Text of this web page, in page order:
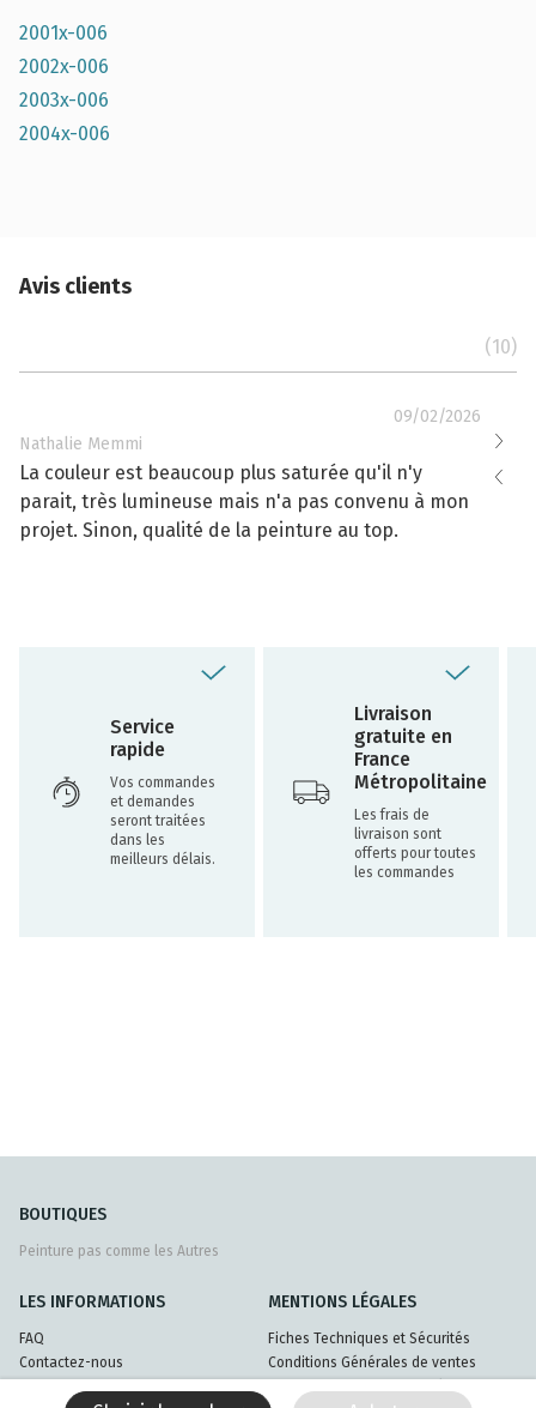
2001x-006
2002x-006
2003x-006
2004x-006
Avis clients
(10)
09/02/2026
Nathalie Memmi
La couleur est beaucoup plus saturée qu'il n'y
parait, très lumineuse mais n'a pas convenu à mon
projet. Sinon, qualité de la peinture au top.
La
Service
rapide
Vos commandes
et demandes
seront traitées
dans les
meilleurs délais.
Livraison
gratuite en
France
Métropolitaine
Les frais de
livraison sont
offerts pour toutes
les commandes
BOUTIQUES
Peinture pas comme les Autres
LES INFORMATIONS
FAQ
Contactez-nous
MENTIONS LÉGALES
Fiches Techniques et Sécurités
Conditions Générales de ventes